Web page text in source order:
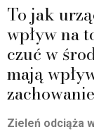
To jak
wpływ na
czuć w
mają
Zieleń odciąża